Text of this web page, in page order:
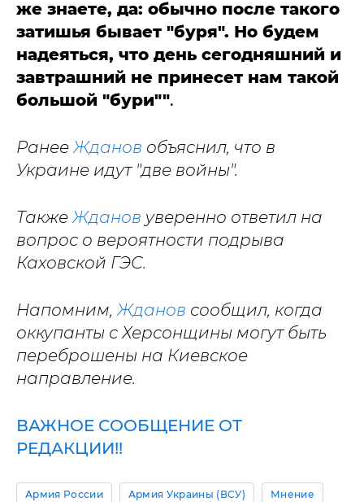
же знаете, да: обычно после такого
затишья бывает "буря". Но будем
надеяться, что день сегодняшний и
завтрашний не принесет нам такой
большой "бури"".
РанееЖданов объяснил, что в
Украине идут "две войны".
ТакжеЖданов уверенно ответил на
вопрос о вероятности подрыва
Каховской ГЭС.
Напомним,Жданов сообщил, когда
оккупанты с Херсонщины могут быть
переброшены на Киевское
направление.
ВАЖНОЕ СООБЩЕНИЕ ОТ
РЕДАКЦИИ!!
Армия России Армия Украины (ВСУ) Мнение